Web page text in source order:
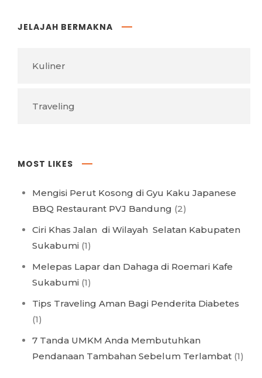
JELAJAH BERMAKNA
Kuliner
Traveling
MOST LIKES
Mengisi Perut Kosong di Gyu Kaku Japanese
BBQ Restaurant PVJ Bandung (2)
Ciri Khas Jalan di Wilayah Selatan Kabupaten
Sukabumi (1)
Melepas Lapar dan Dahaga di Roemari Kafe
Sukabumi (1)
Tips Traveling Aman Bagi Penderita Diabetes
(1)
7 Tanda UMKM Anda Membutuhkan
Pendanaan Tambahan Sebelum Terlambat (1)